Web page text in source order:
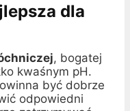
dla
, bogatej
kwaśnym pH.
być dobrze
odpowiedni